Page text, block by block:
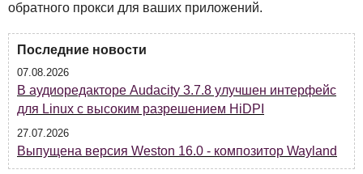
обратного прокси для ваших приложений.
Последние новости
07.08.2026
В аудиоредакторе Audacity 3.7.8 улучшен интерфейс
для Linux с высоким разрешением HiDPI
27.07.2026
Выпущена версия Weston 16.0 - композитор Wayland